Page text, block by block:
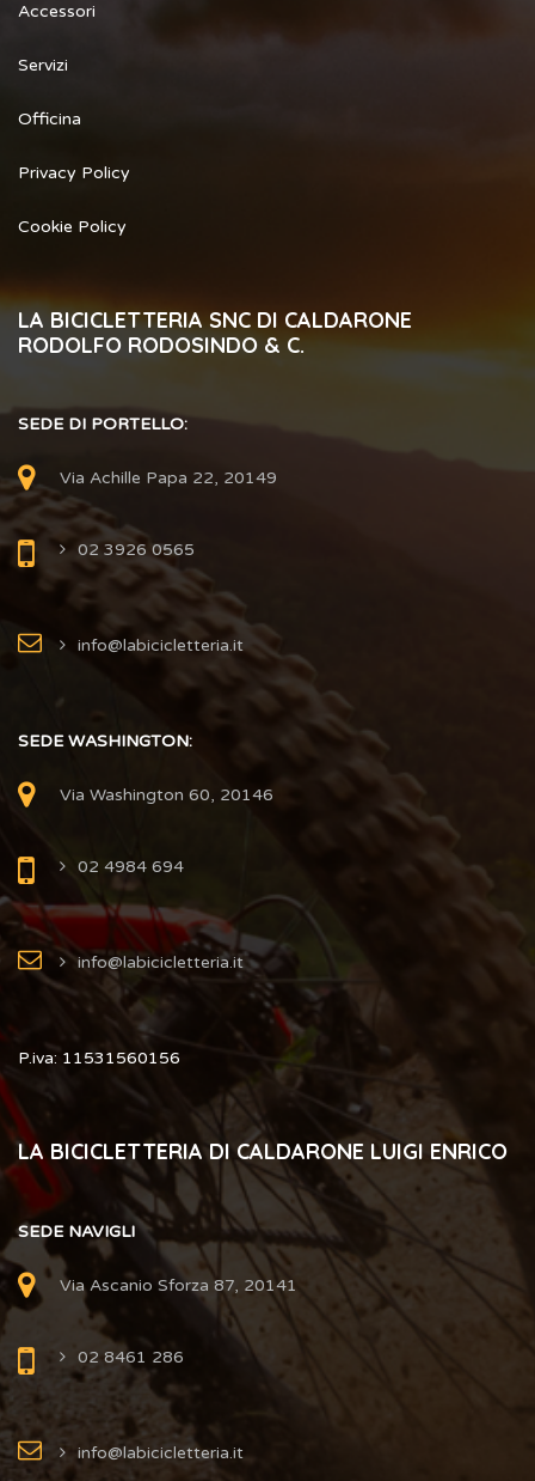
Accessori
Servizi
Officina
Privacy Policy
Cookie Policy
LA BICICLETTERIA SNC DI CALDARONE
RODOLFO RODOSINDO & C.
SEDE DI PORTELLO:
Via Achille Papa 22, 20149
02 3926 0565
info@labicicletteria.it
SEDE WASHINGTON:
Via Washington 60, 20146
02 4984 694
info@labicicletteria.it
P.iva: 11531560156
LA BICICLETTERIA DI CALDARONE LUIGI ENRICO
SEDE NAVIGLI
Via Ascanio Sforza 87, 20141
02 8461 286
info@labicicletteria.it